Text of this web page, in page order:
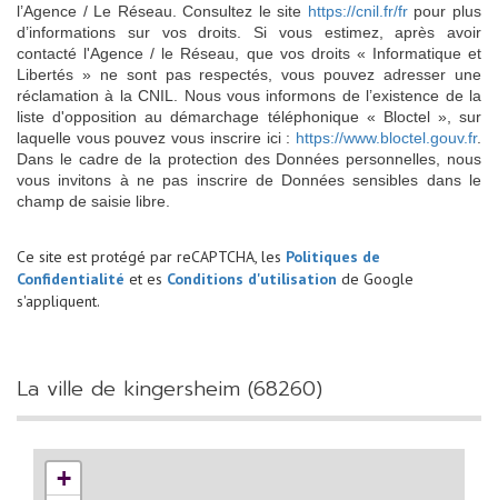
l’Agence / Le Réseau. Consultez le site https://cnil.fr/frpour plus
d’informations sur vos droits. Si vous estimez, après avoir
contacté l'Agence / le Réseau, que vos droits « Informatique et
Libertés » ne sont pas respectés, vous pouvez adresser une
réclamation à la CNIL. Nous vous informons de l’existence de la
liste d'opposition au démarchage téléphonique « Bloctel », sur
laquelle vous pouvez vous inscrire ici : https://www.bloctel.gouv.fr.
Dans le cadre de la protection des Données personnelles, nous
vous invitons à ne pas inscrire de Données sensibles dans le
champ de saisie libre.
Ce site est protégé par reCAPTCHA, les Politiques de
Confidentialité et es Conditions d'utilisation de Google
s'appliquent.
la ville de kingersheim (68260)
+